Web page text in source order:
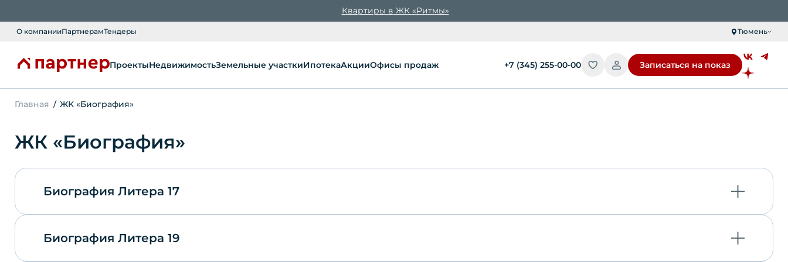
Квартиры в ЖК «Ритмы»
О компанииПартнерамТендеры Тюмень
ПроектыНедвижимостьЗемельные участкиИпотекаАкцииОфисы продаж +7 (345) 255-00-00 Записаться на показ
Главная ЖК «Биография»
ЖК «Биография»
Биография Литера 17
Заключение о соответствии Литера 17
Биография Литера 19